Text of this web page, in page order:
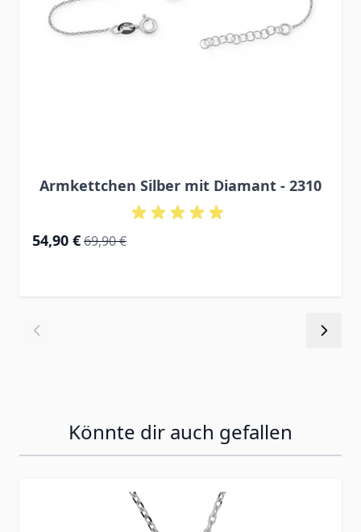
Armkettchen Silber mit Diamant - 2310
Special Price
54,90 € Regular Price
69,90 €
Könnte dir auch gefallen